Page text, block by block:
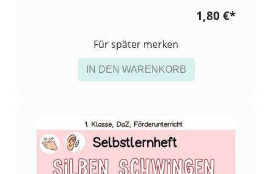
1,80 €*
Für später merken
IN DEN WARENKORB